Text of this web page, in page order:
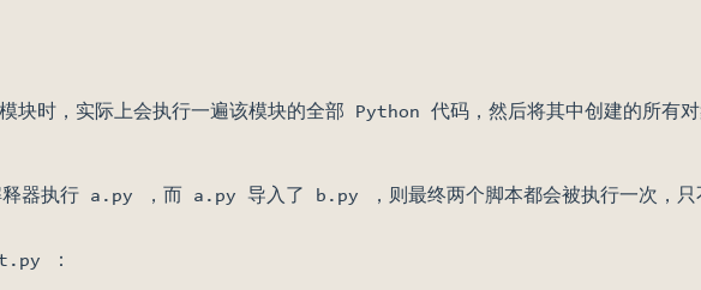
时，实际上会执行一遍该模块的全部 Python 代码，然后将其中创建的所有对
器执行 a.py ，而 a.py 导入了 b.py ，则最终两个脚本都会被执行一次，只
：